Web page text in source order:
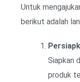
Untuk
berikut adalah
Siapkan
produk